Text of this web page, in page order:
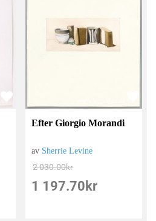
Efter Giorgio Morandi
av Sherrie Levine
2 030.00kr
1 197.70 kr